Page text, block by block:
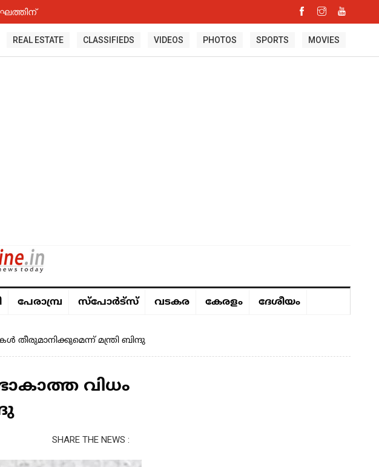
REAL ESTATE CLASSIFIEDS VIDEOS PHOTOS SPORTS MOVIES
പേരാമ്പ്ര സ്പോർട്സ് വടകര കേരളം ദേശീയം
തീരുമാനിക്കുമെന്ന് മന്ത്രി ബിന്ദു
വിധം
SHARE THE NEWS :